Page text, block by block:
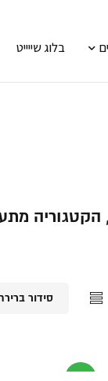
בלוג שייייט
הקטגוריה
סידור